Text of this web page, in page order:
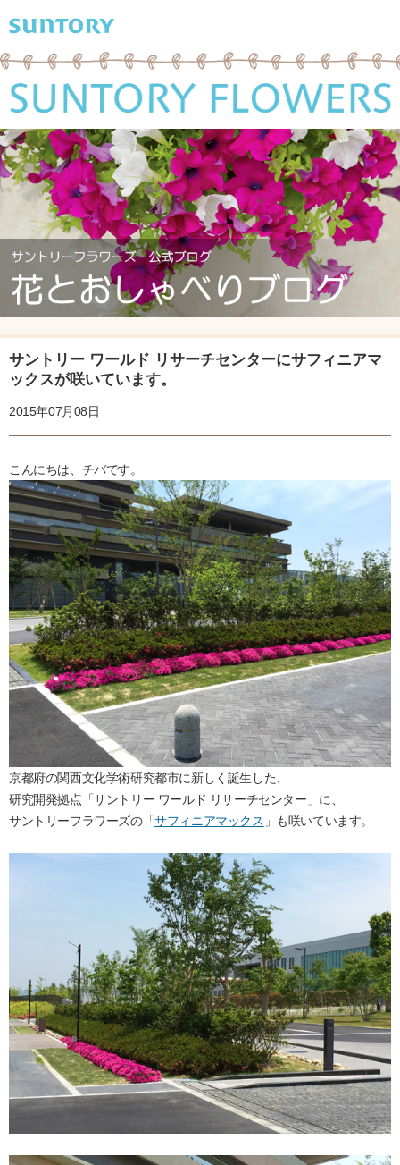
サントリー ワールド リサーチセンターにサフィニアマ
ックスが咲いています。
2015年07月08日
こんにちは、チバです。
京都府の関西文化学術研究都市に新しく誕生した、
研究開発拠点「サントリー ワールド リサーチセンター」に、
サントリーフラワーズの「サフィニアマックス 」も咲いています。